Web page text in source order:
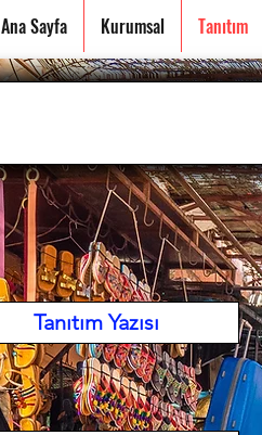
Ana Sayfa Kurumsal Tanıtım
Tanıtım Yazısı